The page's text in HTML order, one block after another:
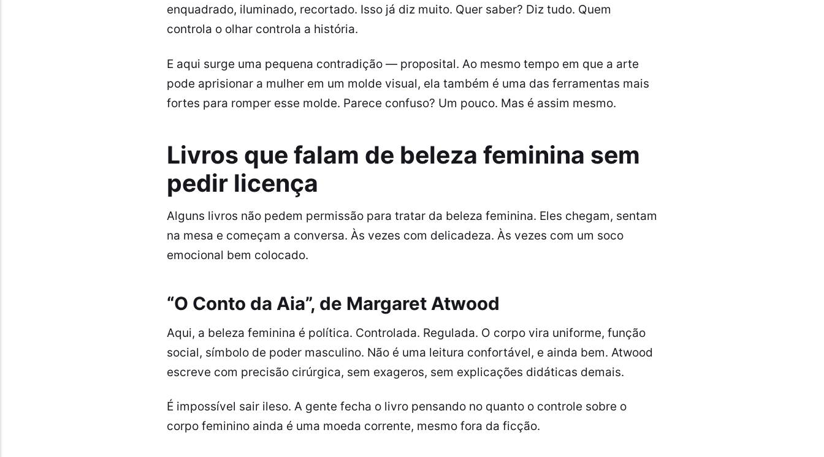
enquadrado, iluminado, recortado. Isso já diz muito. Quer saber? Diz tudo. Quem
controla o olhar controla a história.
E aqui surge uma pequena contradição — proposital. Ao mesmo tempo em que a arte
pode aprisionar a mulher em um molde visual, ela também é uma das ferramentas mais
fortes para romper esse molde. Parece confuso? Um pouco. Mas é assim mesmo.
Livros que falam de beleza feminina sem
pedir licença
Alguns livros não pedem permissão para tratar da beleza feminina. Eles chegam, sentam
na mesa e começam a conversa. Às vezes com delicadeza. Às vezes com um soco
emocional bem colocado.
“O Conto da Aia”, de Margaret Atwood
Aqui, a beleza feminina é política. Controlada. Regulada. O corpo vira uniforme, função
social, símbolo de poder masculino. Não é uma leitura confortável, e ainda bem. Atwood
escreve com precisão cirúrgica, sem exageros, sem explicações didáticas demais.
É impossível sair ileso. A gente fecha o livro pensando no quanto o controle sobre o
corpo feminino ainda é uma moeda corrente, mesmo fora da ficção.